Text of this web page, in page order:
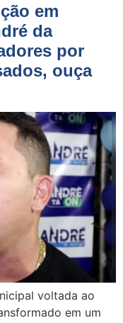
em
da
por
ouça
voltada ao
em um